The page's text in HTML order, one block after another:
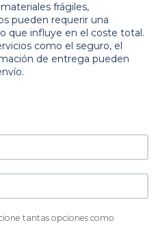
frágiles,
pueden requerir una
que influye en el coste total.
como el seguro, el
de entrega pueden
tantas opciones como